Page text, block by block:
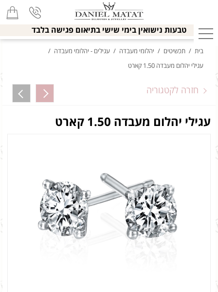
טבעות נישואין בימי שישי בתיאום פגישה בלבד
בית / תכשיטים / יהלומי מעבדה / עגילים - יהלומי מעבדה /
עגילי יהלום מעבדה 1.50 קארט
חזרה לקטגוריה
עגילי יהלום מעבדה 1.50 קארט